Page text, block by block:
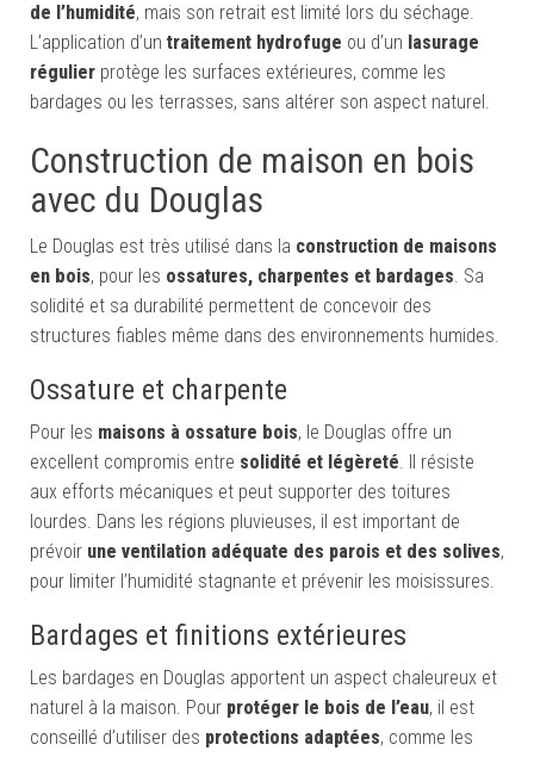
de l’humidité, mais son retrait est limité lors du séchage.
L’application d’un traitement hydrofuge ou d’un lasurage
régulier protège les surfaces extérieures, comme les
bardages ou les terrasses, sans altérer son aspect naturel.
Construction de maison en bois
avec du Douglas
Le Douglas est très utilisé dans la construction de maisons
en bois, pour les ossatures, charpentes et bardages. Sa
solidité et sa durabilité permettent de concevoir des
structures fiables même dans des environnements humides.
Ossature et charpente
Pour les maisons à ossature bois, le Douglas offre un
excellent compromis entre solidité et légèreté. Il résiste
aux efforts mécaniques et peut supporter des toitures
lourdes. Dans les régions pluvieuses, il est important de
prévoir une ventilation adéquate des parois et des solives,
pour limiter l’humidité stagnante et prévenir les moisissures.
Bardages et finitions extérieures
Les bardages en Douglas apportent un aspect chaleureux et
naturel à la maison. Pour protéger le bois de l’eau, il est
conseillé d’utiliser des protections adaptées, comme les